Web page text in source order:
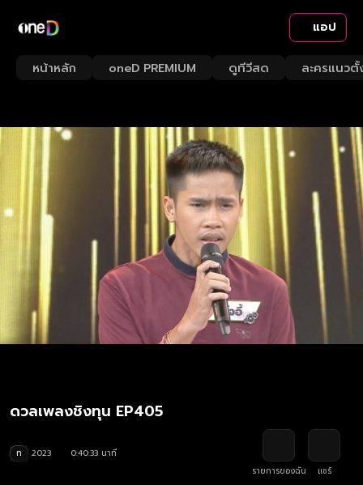
แอป
หน้าหลัก oneD PREMIUM ดูทีวีสด ละครแนวตั้
ดวลเพลงชิงทุน EP405
ท 2023
0:40:33 นาที
รายการของฉัน
แชร์